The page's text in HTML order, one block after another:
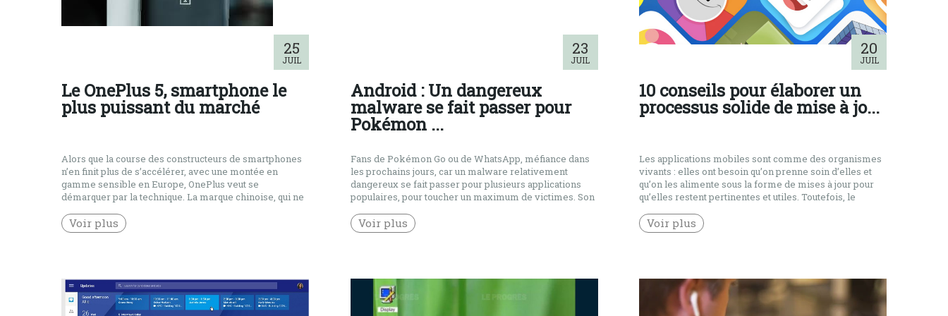
25
JUIL
Le OnePlus 5, smartphone le
plus puissant du marché
Alors que la course des constructeurs de smartphones
n’en finit plus de s’accélérer, avec une montée en
gamme sensible en Europe, OnePlus veut se
démarquer par la technique. La marque chinoise, qui ne
OnePlus 5 un bond en avant encore jamais vu. Après
un OnePlus 3T […]
Voir plus
23
JUIL
Android : Un dangereux
malware se fait passer pour
Pokémon ...
Fans de Pokémon Go ou de WhatsApp, méfiance dans
les prochains jours, car un malware relativement
dangereux se fait passer pour plusieurs applications
populaires, pour toucher un maximum de victimes. Son
de voir surgir une nouvelle menace relativement
dangereuse, car le ver informatique GhostCtrl est
Voir plus
20
JUIL
10 conseils pour élaborer un
processus solide de mise à jo...
Les applications mobiles sont comme des organismes
vivants : elles ont besoin qu’on prenne soin d’elles et
qu’on les alimente sous la forme de mises à jour pour
qu’elles restent pertinentes et utiles. Toutefois, le
d’application, les fonctionnalités qu’elle offre, les détails
de sécurité impliqués et les […]
Voir plus